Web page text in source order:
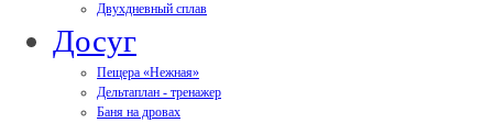
Двухдневный сплав
Досуг
Пещера «Нежная»
Дельтаплан - тренажер
Баня на дровах